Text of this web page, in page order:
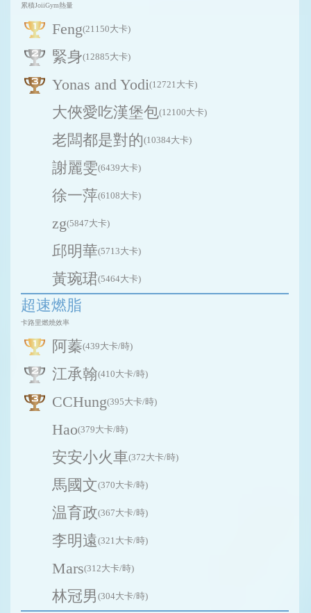
累積JoiiGym熱量
Feng(21150大卡)
緊身(12885大卡)
Yonas and Yodi(12721大卡)
大俠愛吃漢堡包(12100大卡)
老闆都是對的(10384大卡)
謝麗雯(6439大卡)
徐一萍(6108大卡)
zg(5847大卡)
邱明華(5713大卡)
黃琬珺(5464大卡)
超速燃脂
卡路里燃燒效率
阿蓁(439大卡/時)
江承翰(410大卡/時)
CCHung(395大卡/時)
Hao(379大卡/時)
安安小火車(372大卡/時)
馬國文(370大卡/時)
温育政(367大卡/時)
李明遠(321大卡/時)
Mars(312大卡/時)
林冠男 (304大卡/時)